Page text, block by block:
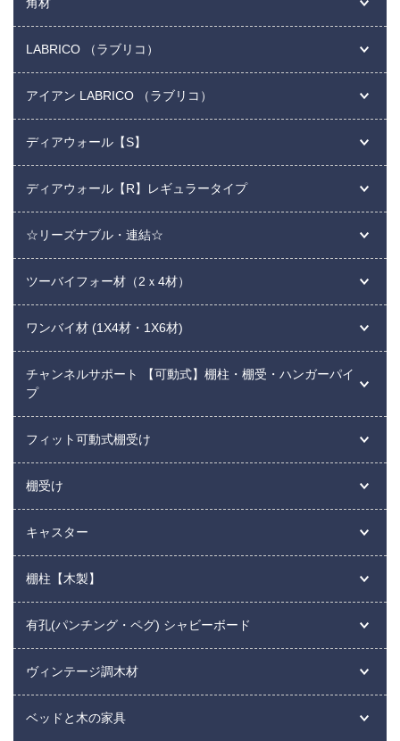
角材
LABRICO （ラブリコ）
アイアン LABRICO （ラブリコ）
ディアウォール【S】
ディアウォール【R】レギュラータイプ
☆リーズナブル・連結☆
ツーバイフォー材（2ｘ4材）
ワンバイ材 (1X4材・1X6材)
チャンネルサポート 【可動式】棚柱・棚受・ハンガーパイ
プ
フィット可動式棚受け
棚受け
キャスター
棚柱【木製】
有孔(パンチング・ペグ) シャビーボード
ヴィンテージ調木材
ベッドと木の家具